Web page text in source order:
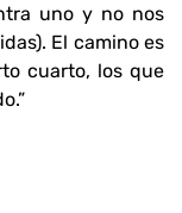
uno y no nos
El camino es
cuarto, los que